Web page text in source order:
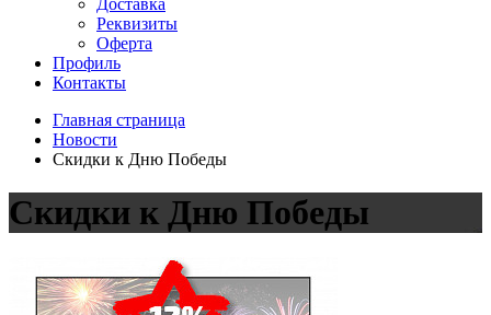
Доставка
Реквизиты
Оферта
Профиль
Контакты
Главная страница
Новости
Скидки к Дню Победы
Скидки к Дню Победы